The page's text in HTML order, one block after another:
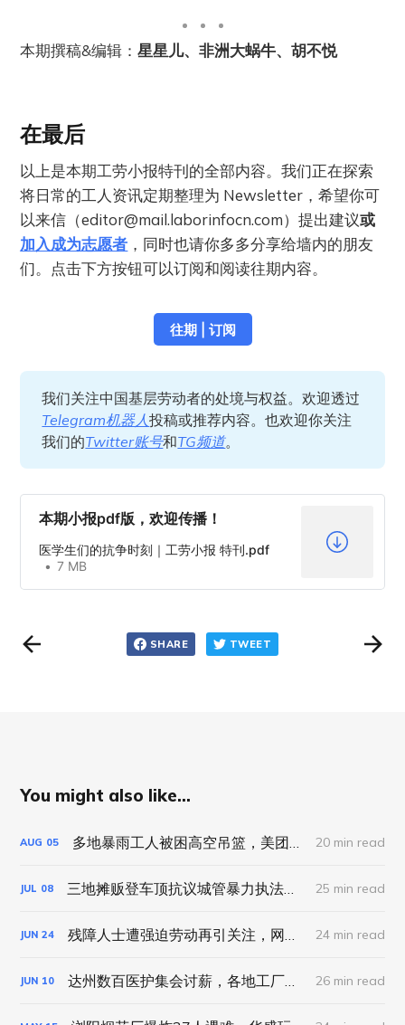
本期撰稿&编辑：星星儿、非洲大蜗牛、胡不悦
在最后
以上是本期工劳小报特刊的全部内容。我们正在探索
将日常的工人资讯定期整理为 Newsletter，希望你可
以来信（editor@mail.laborinfocn.com）提出建议或
加入成为志愿者 ，同时也请你多多分享给墙内的朋友
们。点击下方按钮可以订阅和阅读往期内容。
往期 | 订阅
我们关注中国基层劳动者的处境与权益。欢迎透过
Telegram机器人投稿或推荐内容。也欢迎你关注
我们的Twitter账号和TG频道。
本期小报pdf版，欢迎传播！
医学生们的抗争时刻｜工劳小报 特刊.pdf
7 MB
SHARE TWEET
You might also like...
AUG 05 多地暴雨工人被困高空吊篮，美团试点“等灯停表”｜工劳小报 #89 新闻刊 20 min read
JUL 08 三地摊贩登车顶抗议城管暴力执法，聊城幼师被逼签“自愿离职”｜工劳小报 #87 新闻刊 25 min read
JUN 24 残障人士遭强迫劳动再引关注，网约车司机疲劳驾驶平台被定责｜工劳小报 #86 新闻刊 24 min read
JUN 10 达州数百医护集会讨薪，各地工厂集体维权事件频发｜工劳小报 #85 新闻刊 26 min read